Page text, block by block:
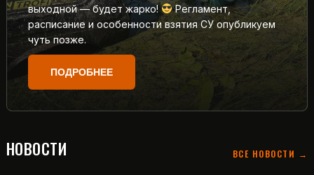
выходной — будет жарко!
Регламент,
расписание и особенности взятия СУ опубликуем
чуть позже.
ПОДРОБНЕЕ
НОВОСТИ ВСЕ НОВОСТИ →